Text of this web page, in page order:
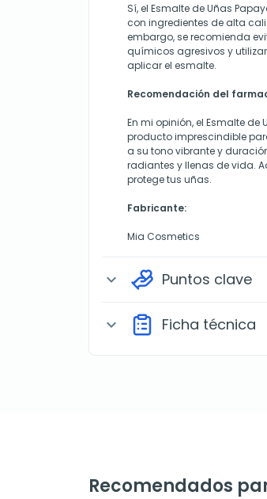
Sí, el Esmalte de Uñas
con ingredientes de alta
embargo, se recomienda
químicos agresivos y
aplicar el esmalte.
Recomendación del
En mi opinión, el Esmalte
producto imprescindible
a su tono vibrante y
radiantes y llenas de vida.
protege tus uñas.
Fabricante:
Mia Cosmetics
expand_more Puntos clave
expand_more Ficha técnica
Recomendados